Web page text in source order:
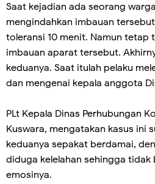
Saat kejadian ada seorang
mengindahkan imbauan
toleransi 10 menit. Namun tetap
imbauan aparat tersebut.
keduanya. Saat itulah pelaku
dan mengenai kepala anggota
PLt Kepala Dinas Perhubungan
Kuswara, mengatakan kasus ini
keduanya sepakat berdamai,
diduga kelelahan sehingga
emosinya.